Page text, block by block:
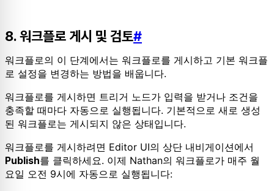
8. 워크플로 게시 및 검토#
워크플로의 이 단계에서는 워크플로를 게시하고 기본 워크플
로 설정을 변경하는 방법을 배웁니다.
워크플로를 게시하면 트리거 노드가 입력을 받거나 조건을
충족할 때마다 자동으로 실행됩니다. 기본적으로 새로 생성
된 워크플로는 게시되지 않은 상태입니다.
워크플로를 게시하려면 Editor UI의 상단 내비게이션에서
Publish를 클릭하세요. 이제 Nathan의 워크플로가 매주 월
요일 오전 9시에 자동으로 실행됩니다: